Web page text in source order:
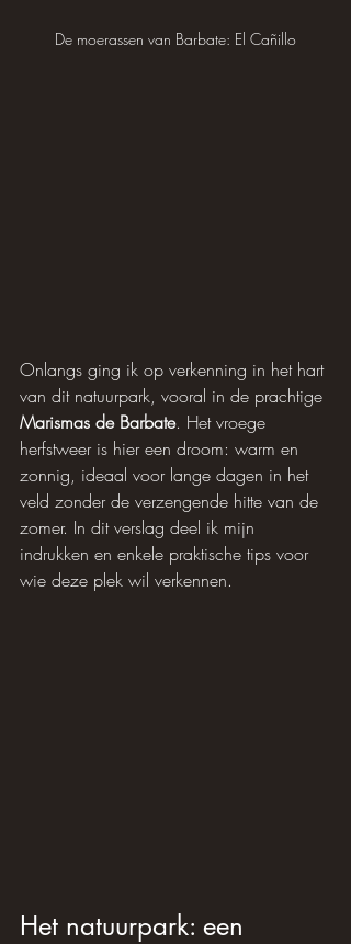
De moerassen van Barbate: El Cañillo
Onlangs ging ik op verkenning in het hart
van dit natuurpark, vooral in de prachtige
Marismas de Barbate. Het vroege
herfstweer is hier een droom: warm en
zonnig, ideaal voor lange dagen in het
veld zonder de verzengende hitte van de
zomer. In dit verslag deel ik mijn
indrukken en enkele praktische tips voor
wie deze plek wil verkennen.
Het natuurpark: een